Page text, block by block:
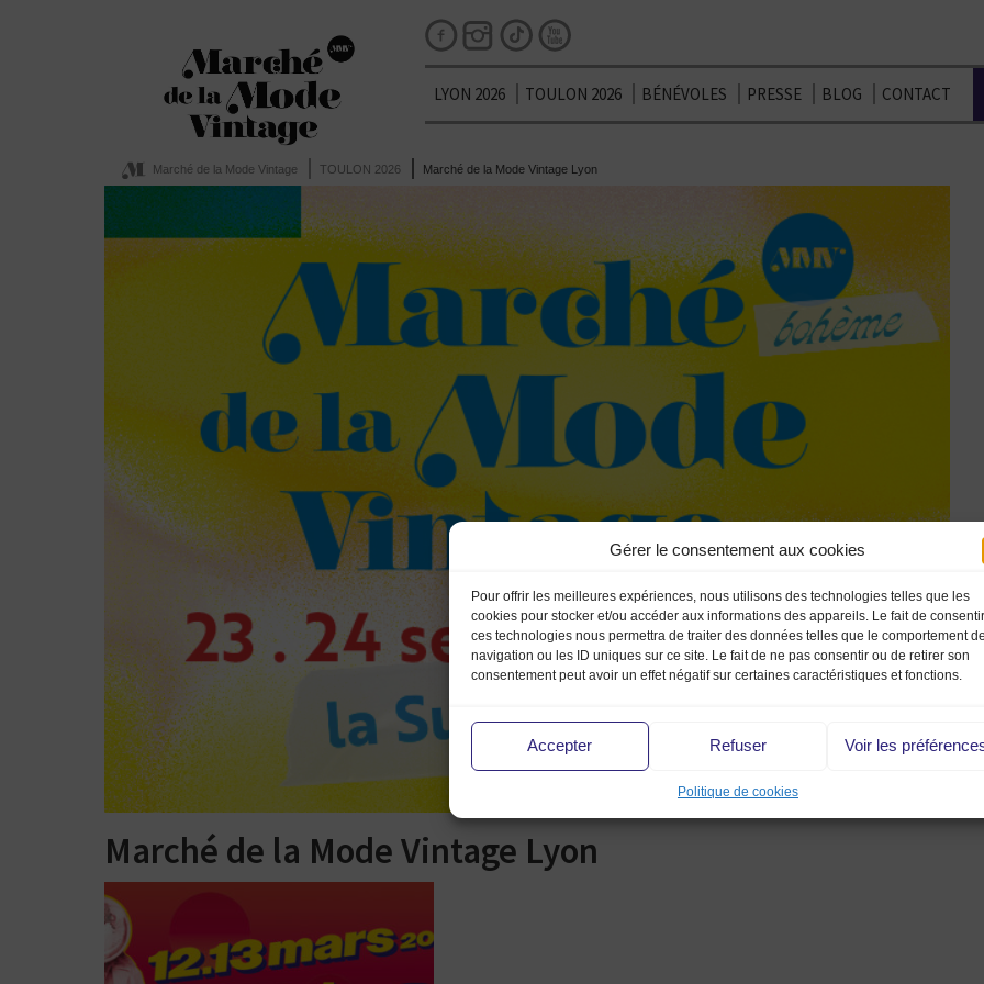
Gérer le consentement aux cookies
Pour offrir les meilleures expériences, nous utilisons des technologies telles que les
cookies pour stocker et/ou accéder aux informations des appareils. Le fait de
ces technologies nous permettra de traiter des données telles que le comportement de
navigation ou les ID uniques sur ce site. Le fait de ne pas consentir ou de retirer son
consentement peut avoir un effet négatif sur certaines caractéristiques et fonctions.
Accepter Refuser Voir les
Politique de cookies
LYON 2026 TOULON 2026 BÉNÉVOLES PRESSE BLOG CONTACT
Marché de la Mode Vintage TOULON 2026 Marché de la Mode Vintage Lyon
Marché de la Mode Vintage Lyon